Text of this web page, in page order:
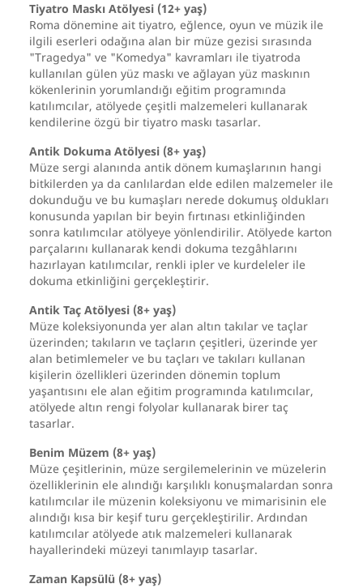
Tiyatro Maskı Atölyesi (12+ yaş)
Roma dönemine ait tiyatro, eğlence, oyun ve müzik ile
ilgili eserleri odağına alan bir müze gezisi sırasında
"Tragedya" ve "Komedya" kavramları ile tiyatroda
kullanılan gülen yüz maskı ve ağlayan yüz maskının
kökenlerinin yorumlandığı eğitim programında
katılımcılar, atölyede çeşitli malzemeleri kullanarak
kendilerine özgü bir tiyatro maskı tasarlar.
Antik Dokuma Atölyesi (8+ yaş)
Müze sergi alanında antik dönem kumaşlarının hangi
bitkilerden ya da canlılardan elde edilen malzemeler ile
dokunduğu ve bu kumaşları nerede dokumuş oldukları
konusunda yapılan bir beyin fırtınası etkinliğinden
sonra katılımcılar atölyeye yönlendirilir. Atölyede karton
parçalarını kullanarak kendi dokuma tezgâhlarını
hazırlayan katılımcılar, renkli ipler ve kurdeleler ile
dokuma etkinliğini gerçekleştirir.
Antik Taç Atölyesi (8+ yaş)
Müze koleksiyonunda yer alan altın takılar ve taçlar
üzerinden; takıların ve taçların çeşitleri, üzerinde yer
alan betimlemeler ve bu taçları ve takıları kullanan
kişilerin özellikleri üzerinden dönemin toplum
yaşantısını ele alan eğitim programında katılımcılar,
atölyede altın rengi folyolar kullanarak birer taç
tasarlar.
Benim Müzem (8+ yaş)
Müze çeşitlerinin, müze sergilemelerinin ve müzelerin
özelliklerinin ele alındığı karşılıklı konuşmalardan sonra
katılımcılar ile müzenin koleksiyonu ve mimarisinin ele
alındığı kısa bir keşif turu gerçekleştirilir. Ardından
katılımcılar atölyede atık malzemeleri kullanarak
hayallerindeki müzeyi tanımlayıp tasarlar.
Zaman Kapsülü (8+ yaş)